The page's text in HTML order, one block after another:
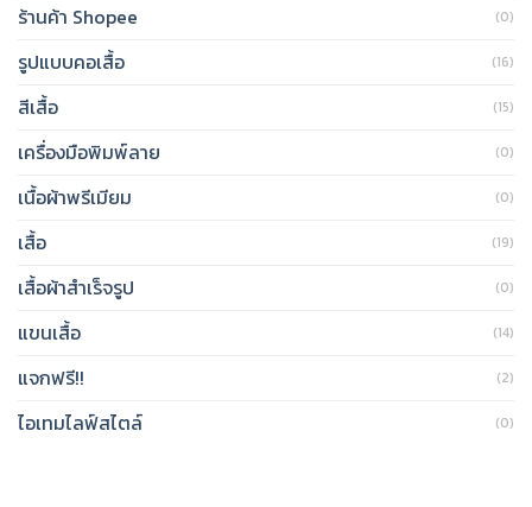
ร้านค้า Shopee (0)
รูปแบบคอเสื้อ (16)
สีเสื้อ (15)
เครื่องมือพิมพ์ลาย (0)
เนื้อผ้าพรีเมียม (0)
เสื้อ (19)
เสื้อผ้าสำเร็จรูป (0)
แขนเสื้อ (14)
แจกฟรี!! (2)
ไอเทมไลฟ์สไตล์ (0)